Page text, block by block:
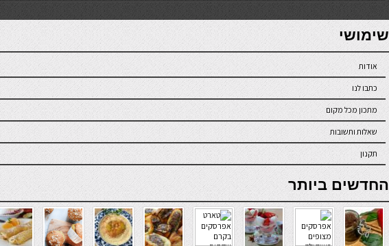
7slots
seriöse online casinos österreich
שימושי
אודות
כתבו לנו
מתכון מכל מקום
שאלות ותשובות
תקנון
online casino
החדשים ביותר